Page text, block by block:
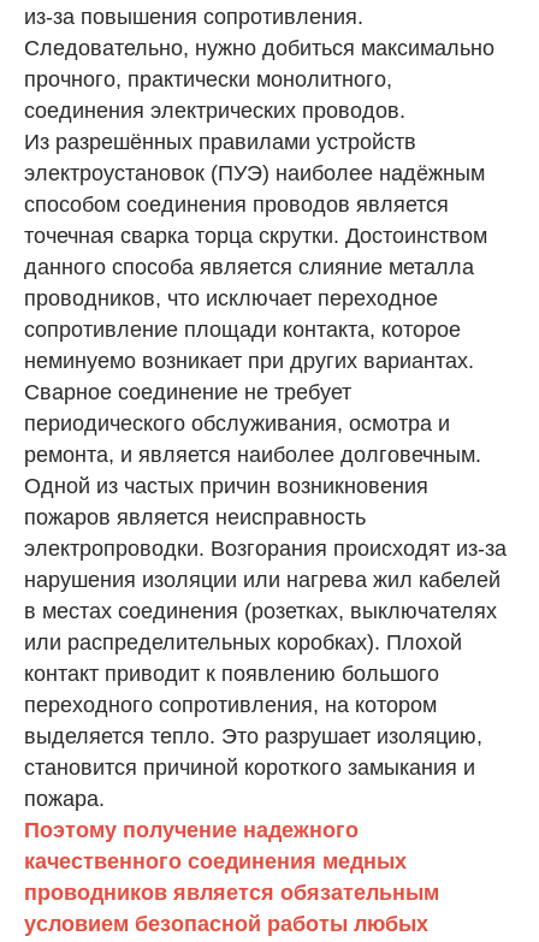
из-за повышения сопротивления.
Следовательно, нужно добиться максимально
прочного, практически монолитного,
соединения электрических проводов.
Из разрешённых правилами устройств
электроустановок (ПУЭ) наиболее надёжным
способом соединения проводов является
точечная сварка торца скрутки. Достоинством
данного способа является слияние металла
проводников, что исключает переходное
сопротивление площади контакта, которое
неминуемо возникает при других вариантах.
Сварное соединение не требует
периодического обслуживания, осмотра и
ремонта, и является наиболее долговечным.
Одной из частых причин возникновения
пожаров является неисправность
электропроводки. Возгорания происходят из-за
нарушения изоляции или нагрева жил кабелей
в местах соединения (розетках, выключателях
или распределительных коробках). Плохой
контакт приводит к появлению большого
переходного сопротивления, на котором
выделяется тепло. Это разрушает изоляцию,
становится причиной короткого замыкания и
пожара.
Поэтому получение надежного
качественного соединения медных
проводников является обязательным
условием безопасной работы любых